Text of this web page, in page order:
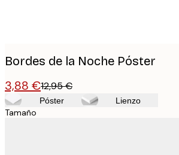
Bordes de la Noche Póster
3,88 €12,95 €
Póster Lienzo
Tamaño